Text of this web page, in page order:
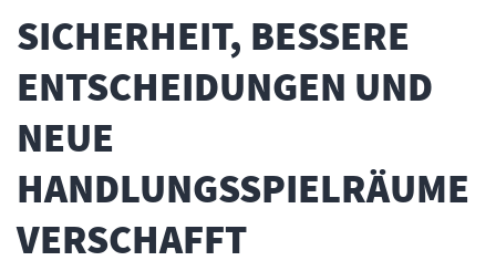
SICHERHEIT, BESSERE
ENTSCHEIDUNGEN UND
NEUE
HANDLUNGSSPIELRÄUME
VERSCHAFFT